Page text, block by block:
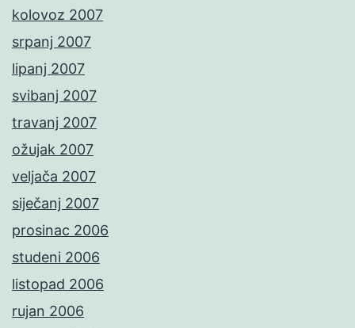
kolovoz 2007
srpanj 2007
lipanj 2007
svibanj 2007
travanj 2007
ožujak 2007
veljača 2007
siječanj 2007
prosinac 2006
studeni 2006
listopad 2006
rujan 2006